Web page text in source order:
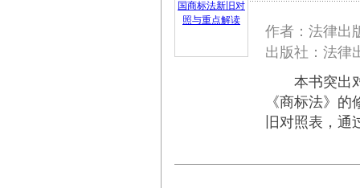
作者：法律出
出版社：法
本书突出对
《商标法》
旧对照表，